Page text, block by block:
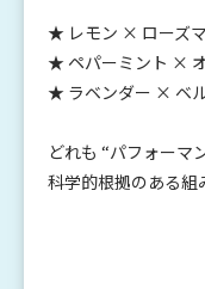
★ レモン × ローズマ
★ ペパーミント × オ
★ ラベンダー × ベル
どれも “パフォーマ
科学的根拠のある組